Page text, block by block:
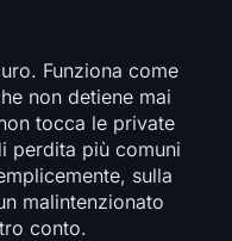
Funziona come
non detiene mai
tocca le private
perdita più comuni
sulla
malintenzionato
conto.